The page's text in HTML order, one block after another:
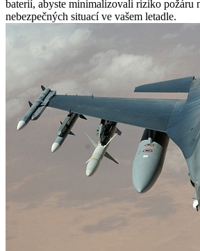
baterií, abyste minimalizovali riziko požáru
nebezpečných situací ve vašem letadle.